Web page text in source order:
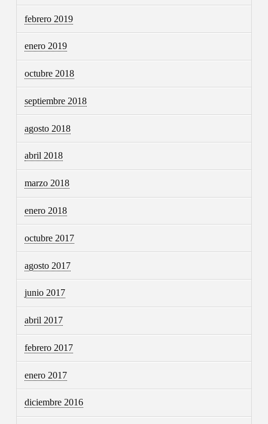
febrero 2019
enero 2019
octubre 2018
septiembre 2018
agosto 2018
abril 2018
marzo 2018
enero 2018
octubre 2017
agosto 2017
junio 2017
abril 2017
febrero 2017
enero 2017
diciembre 2016